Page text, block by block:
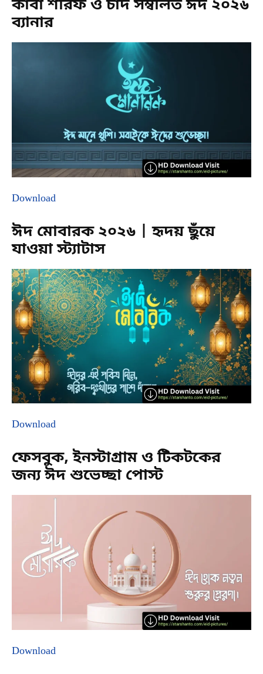
কাবা শরিফ ও চাঁদ সম্বলিত ঈদ ২০২৬
ব্যানার
Download
ঈদ মোবারক ২০২৬ | হৃদয় ছুঁয়ে
যাওয়া স্ট্যাটাস
Download
ফেসবুক, ইনস্টাগ্রাম ও টিকটকের
জন্য ঈদ শুভেচ্ছা পোস্ট
Download